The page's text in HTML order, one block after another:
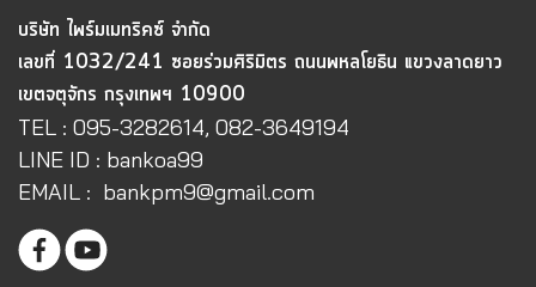
บริษัท ไพร์มเมทริคซ์ จำกัด
เลขที่ 1032/241 ซอยร่วมศิริมิตร ถนนพหลโยธิน แขวงลาดยาว
เขตจตุจักร กรุงเทพฯ 10900
TEL : 095-3282614, 082-3649194
LINE ID : bankoa99
EMAIL : bankpm9@gmail.com